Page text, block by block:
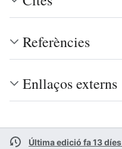
Referències
Enllaços externs
Última edició fa 13 díes